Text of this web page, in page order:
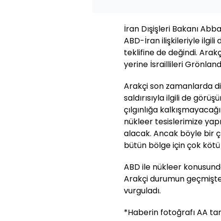
İran Dışişleri Bakanı
ABD-İran ilişkileriyle
teklifine de değindi.
yerine İsraillileri
Arakçi son zamanlarda
saldırısıyla ilgili de
çılgınlığa
nükleer tesislerimize
alacak. Ancak böyle bir
bütün bölge için çok
ABD ile nükleer
Arakçi durumun
vurguladı.
*Haberin fotoğrafı AA